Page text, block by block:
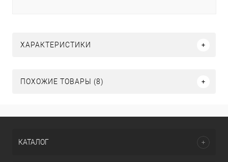
ХАРАКТЕРИСТИКИ
ПОХОЖИЕ ТОВАРЫ (8)
КАТАЛОГ